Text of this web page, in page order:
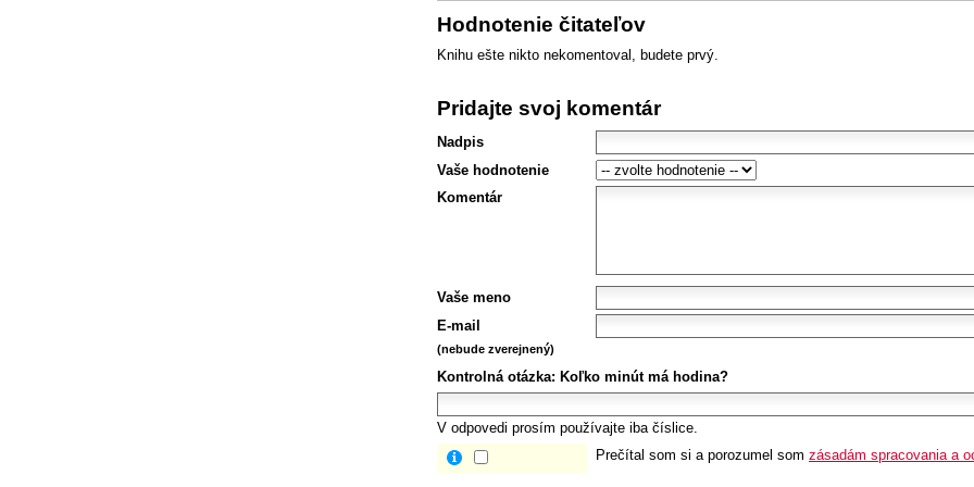
Hodnotenie čitateľov
Knihu ešte nikto nekomentoval, budete prvý.
Pridajte svoj komentár
Nadpis
Vaše hodnotenie
Komentár
Vaše meno
E-mail
(nebude zverejnený)
Kontrolná otázka: Koľko minút má hodina?
V odpovedi prosím používajte iba číslice.
Prečítal som si a porozumel som zásadám spracovania a